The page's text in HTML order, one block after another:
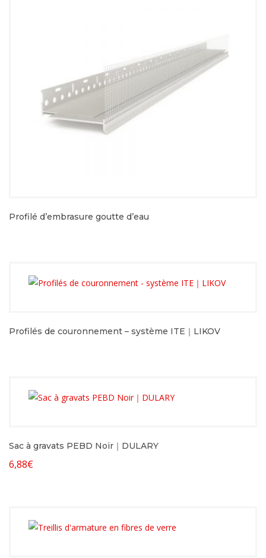
Profilé d’embrasure goutte d’eau
Profilés de couronnement – système ITE｜LIKOV
Sac à gravats PEBD Noir｜DULARY
6,88€